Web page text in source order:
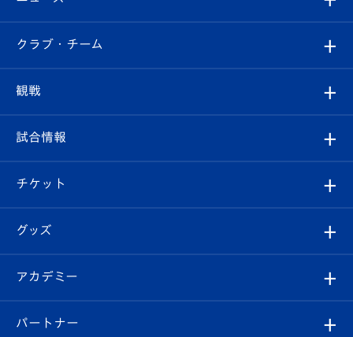
すべて
クラブ
試合情報
チケット
イベント
メディア
クラブ・チーム
クラブ概要
エンブレム紹介
スタッフプロフィール
マスコット紹介
観戦
観戦ルール
はじめての観戦ガイド
Revive Team
ヴィヴィくんの長崎おもてなしガイド
試合情報
試合日程/結果
フォトギャラリー
スタジアムグルメ
チケット
チケット
V-LOVERS（ファンクラブ）
グッズ
オンラインショップ
アカデミー
育成からのお知らせ
パートナー